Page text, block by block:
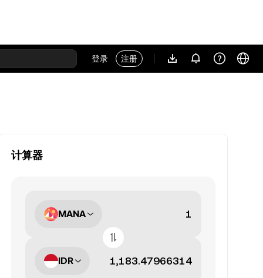
登录 注册
计算器
MANA
IDR